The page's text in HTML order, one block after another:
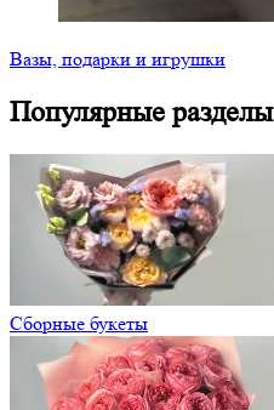
Вазы, подарки и игрушки
Популярные разделы
Сборные букеты